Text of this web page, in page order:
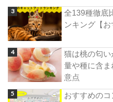
全139種徹底
ンキング【お
猫は桃の匂
量や種に含
意点
おすすめの